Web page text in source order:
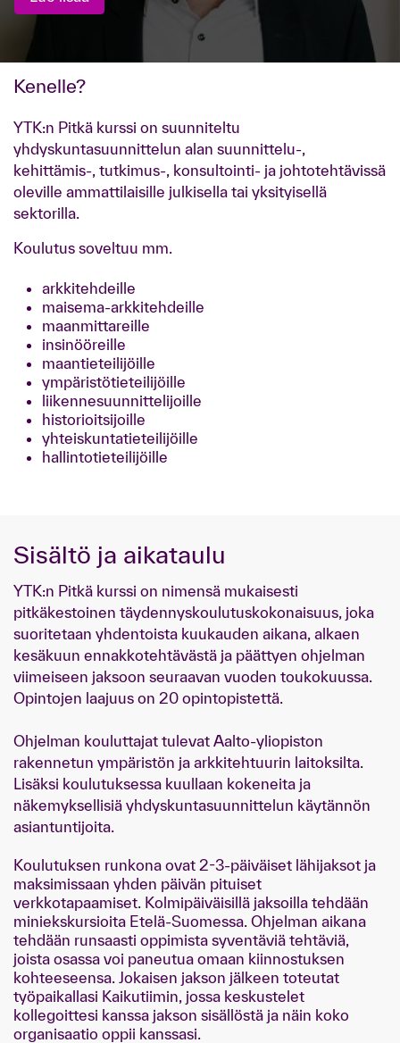
Kenelle?
YTK:n Pitkä kurssi on suunniteltu
yhdyskuntasuunnittelun alan suunnittelu-,
kehittämis-, tutkimus-, konsultointi- ja johtotehtävissä
oleville ammattilaisille julkisella tai yksityisellä
sektorilla.
Koulutus soveltuu mm.
arkkitehdeille
maisema-arkkitehdeille
maanmittareille
insinööreille
maantieteilijöille
ympäristötieteilijöille
liikennesuunnittelijoille
historioitsijoille
yhteiskuntatieteilijöille
hallintotieteilijöille
Sisältö ja aikataulu
YTK:n Pitkä kurssi on nimensä mukaisesti
pitkäkestoinen täydennyskoulutuskokonaisuus, joka
suoritetaan yhdentoista kuukauden aikana, alkaen
kesäkuun ennakkotehtävästä ja päättyen ohjelman
viimeiseen jaksoon seuraavan vuoden toukokuussa.
Opintojen laajuus on 20 opintopistettä.
Ohjelman kouluttajat tulevat Aalto-yliopiston
rakennetun ympäristön ja arkkitehtuurin laitoksilta.
Lisäksi koulutuksessa kuullaan kokeneita ja
näkemyksellisiä yhdyskuntasuunnittelun käytännön
asiantuntijoita.
Koulutuksen runkona ovat 2-3-päiväiset lähijaksot ja
maksimissaan yhden päivän pituiset
verkkotapaamiset. Kolmipäiväisillä jaksoilla tehdään
miniekskursioita Etelä-Suomessa. Ohjelman aikana
tehdään runsaasti oppimista syventäviä tehtäviä,
joista osassa voi paneutua omaan kiinnostuksen
kohteeseensa. Jokaisen jakson jälkeen toteutat
työpaikallasi Kaikutiimin, jossa keskustelet
kollegoittesi kanssa jakson sisällöstä ja näin koko
organisaatio oppii kanssasi.